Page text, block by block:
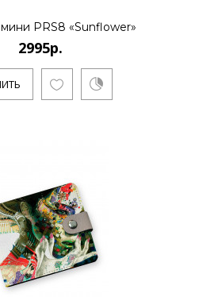
PRS8 «Sunflower»
2995р.